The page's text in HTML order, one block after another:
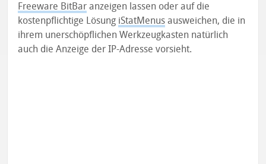
Freeware BitBar anzeigen lassen oder auf die
kostenpflichtige Lösung iStatMenus ausweichen, die in
ihrem unerschöpflichen Werkzeugkasten natürlich
auch die Anzeige der IP-Adresse vorsieht.